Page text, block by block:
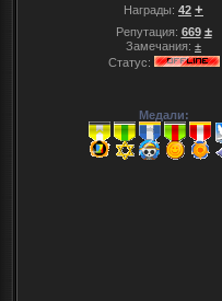
Награды: 42 +
Репутация: 669 ±
Замечания: ±
Статус:
Медали: